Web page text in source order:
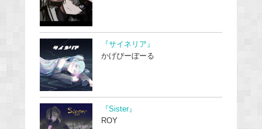
『サイネリア』
かげぴーぼーる
『Sister』
ROY